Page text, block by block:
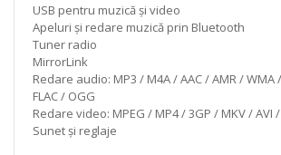
USB pentru muzică și video
Apeluri și redare muzică prin Bluetooth
Tuner radio
MirrorLink
Redare audio: MP3 / M4A / AAC / AMR / WMA
FLAC / OGG
Redare video: MPEG / MP4 / 3GP / MKV / AVI /
Sunet și reglaje